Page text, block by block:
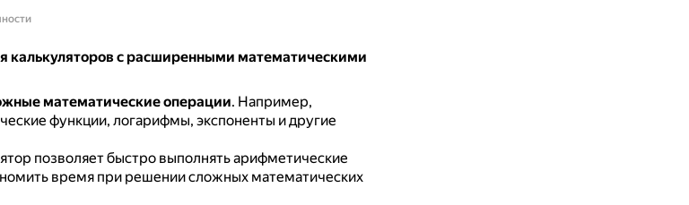
калькуляторов с расширенными математическими
математические операции. Например,
функции, логарифмы, экспоненты и другие
позволяет быстро выполнять арифметические
время при решении сложных математических